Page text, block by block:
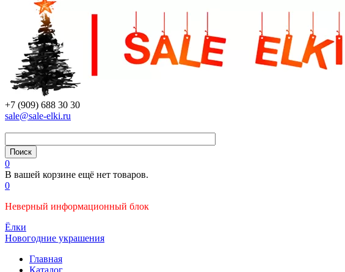
+7 (909) 688 30 30
sale@sale-elki.ru
0
В вашей корзине ещё нет товаров.
0
Неверный информационный блок
Ёлки
Новогодние украшения
Главная
Каталог